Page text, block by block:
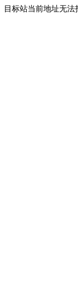
目标站当前地址无法